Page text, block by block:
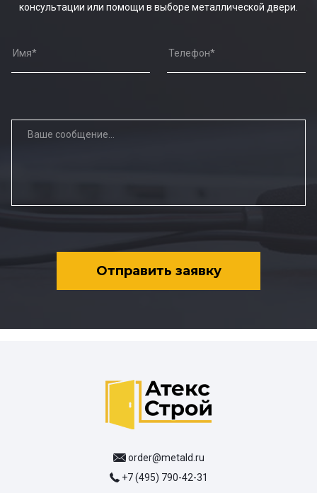
консультации или помощи в выборе металлической двери.
Отправить заявку
order@metald.ru
+7 (495) 790-42-31